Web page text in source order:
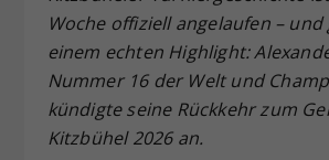
Woche offiziell angelaufen –
einem echten Highlight:
Nummer 16 der Welt und
kündigte seine Rückkehr zum
Kitzbühel 2026 an.
Zweck
Dieser Wert speichert
Einstellungen. Unter
zufällig generierte ID,
historische
vorgenommen
Webseiten-Betreiber